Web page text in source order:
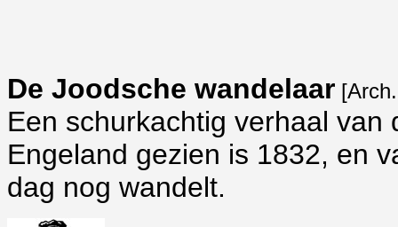
De Joodsche wandelaar
Een schurkachtig verhaal van
Engeland gezien is 1832, en
dag nog wandelt.